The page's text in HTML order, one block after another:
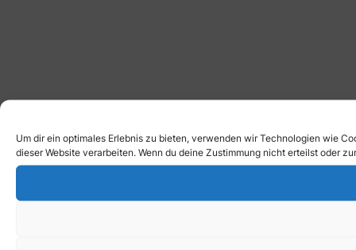
Um dir ein optimales Erlebnis zu bieten, verwenden wir Technologien wie
dieser Website verarbeiten. Wenn du deine Zustimmung nicht erteilst oder